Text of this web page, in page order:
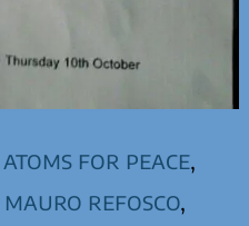
atoms for peace,
mauro refosco,